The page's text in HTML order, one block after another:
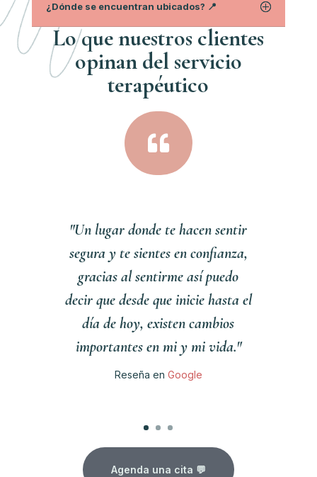
¿Dónde se encuentran ubicados? 📍
Lo que nuestros clientes
opinan del servicio
terapéutico

"Un lugar donde te hacen sentir
segura y te sientes en confianza,
gracias al sentirme así puedo
decir que desde que inicie hasta el
día de hoy, existen cambios
importantes en mi y mi vida."
Reseña en Google
Agenda una cita 💬